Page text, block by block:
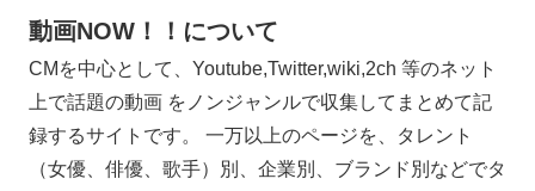
動画NOW！！について
CMを中心として、Youtube,Twitter,wiki,2ch 等のネット
上で話題の動画 をノンジャンルで収集してまとめて記
録するサイトです。 一万以上のページを、タレント
（女優、俳優、歌手）別、企業別、ブランド別などでタ